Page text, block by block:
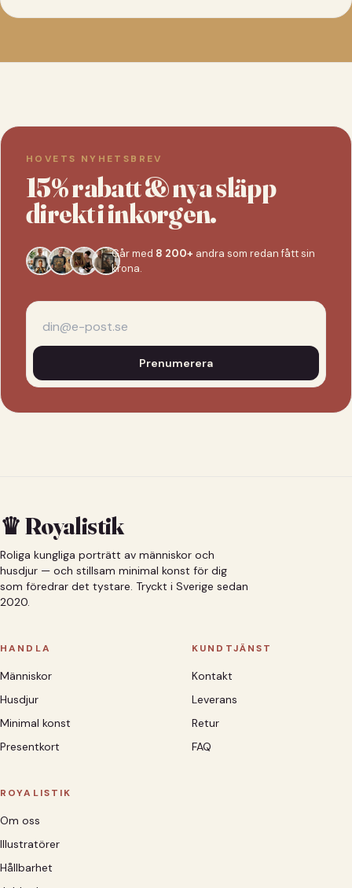
HOVETS NYHETSBREV
15% rabatt & nya släpp
direkt i inkorgen.
Går med 8 200+ andra som redan fått sin
krona.
Prenumerera
♛ Royalistik
Roliga kungliga porträtt av människor och
husdjur — och stillsam minimal konst för dig
som föredrar det tystare. Tryckt i Sverige sedan
2020.
HANDLA
Människor
Husdjur
Minimal konst
Presentkort
KUNDTJÄNST
Kontakt
Leverans
Retur
FAQ
ROYALISTIK
Om oss
Illustratörer
Hållbarhet